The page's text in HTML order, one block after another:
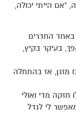
"אם הייתי יכולה,
באחד החדרים
בעיקר בקיץ,
מזגן, אז בהתחלה
חזקה מדי ואולי
לי לגדל